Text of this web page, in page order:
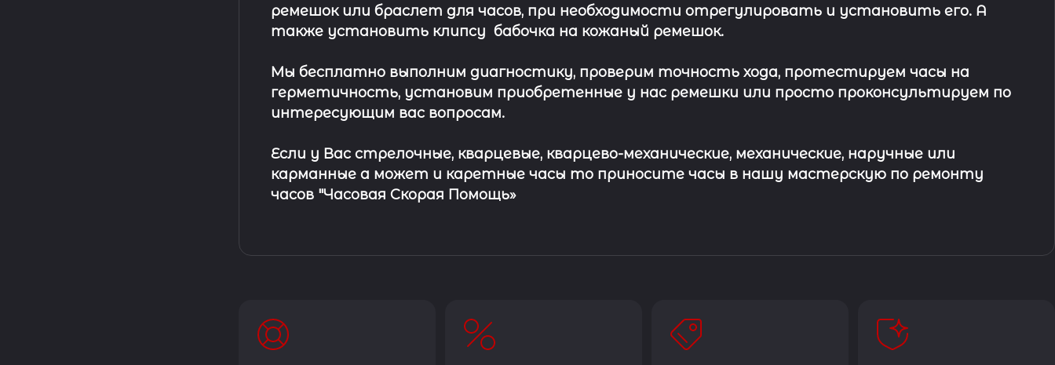
ремешокилибраслет для часов, при необходимости отрегулировать и установить его. А
также установить клипсу бабочка на кожаный ремешок.
Мы бесплатно выполним диагностику, проверим точность хода, протестируем часы на
герметичность, установим приобретенные у нас ремешки или просто проконсультируем по
интересующим вас вопросам.
Если у Вас стрелочные, кварцевые, кварцево-механические, механические, наручные или
карманные а может и каретные часы то приносите часы в нашу мастерскую по ремонту
часов "Часовая Скорая Помощь»